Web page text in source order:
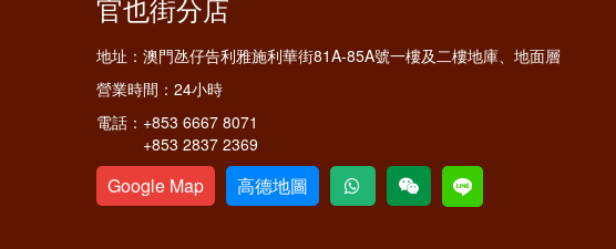
官也街分店
地址： 澳門氹仔告利雅施利華街81A-85A號一樓及二樓地庫、地面層
營業時間： 24小時
電話： +853 6667 8071
+853 2837 2369
Google Map 高德地圖